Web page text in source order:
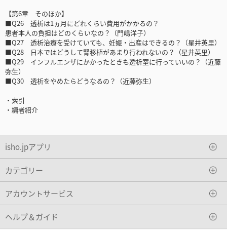
【第6章 そのほか】
■Q26 透析は1ヵ月にどれくらい費用がかかるの？
患者本人の負担はどのくらいなの？（門嶋洋子）
■Q27 透析治療を受けていても、妊娠・出産はできるの？（星井英里）
■Q28 日本ではどうして腎移植があまり行われないの？（星井英里）
■Q29 インフルエンザにかかったときも透析室に行っていいの？（近藤
弥生）
■Q30 透析をやめたらどうなるの？（近藤弥生）
・索引
・編者紹介
isho.jpアプリ
カテゴリー
アカウントサービス
ヘルプ＆ガイド